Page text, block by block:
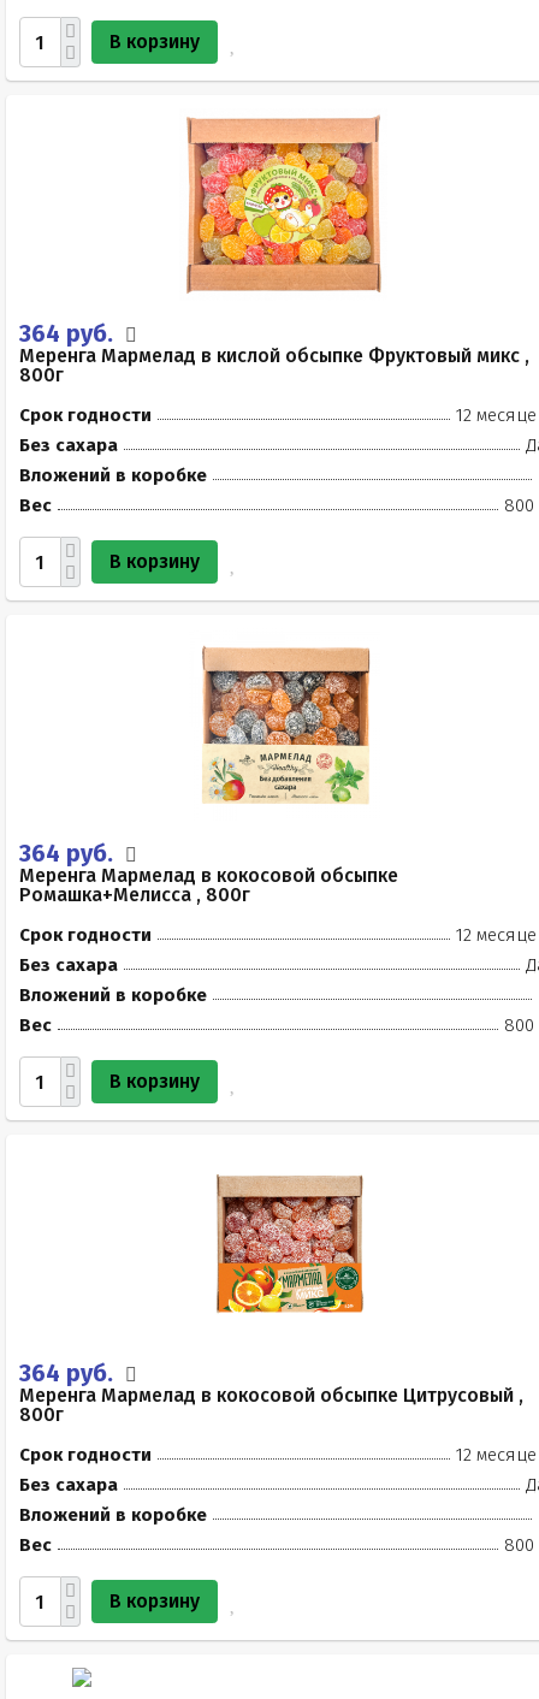
В корзину
364 руб.
Меренга Мармелад в кислой обсыпке Фруктовый микс ,
800г
Срок годности
12
Без сахара
Вложений в коробке
Вес
800
В корзину
364 руб.
Меренга Мармелад в кокосовой обсыпке
Ромашка+Мелисса , 800г
Срок годности
12
Без сахара
Вложений в коробке
Вес
800
В корзину
364 руб.
Меренга Мармелад в кокосовой обсыпке Цитрусовый ,
800г
Срок годности
12
Без сахара
Вложений в коробке
Вес
800
В корзину